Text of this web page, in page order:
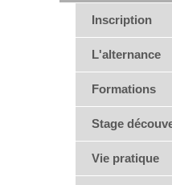
Inscription
L'alternance
Formations
Stage
Vie pratique